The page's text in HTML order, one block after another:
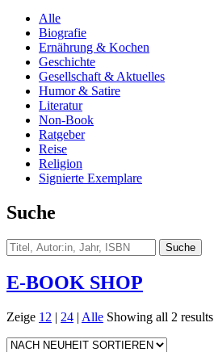
Alle
Biografie
Ernährung & Kochen
Geschichte
Gesellschaft & Aktuelles
Humor & Satire
Literatur
Non-Book
Ratgeber
Reise
Religion
Signierte Exemplare
Suche
E-BOOK SHOP
Zeige 12 | 24 | Alle Showing all 2 results